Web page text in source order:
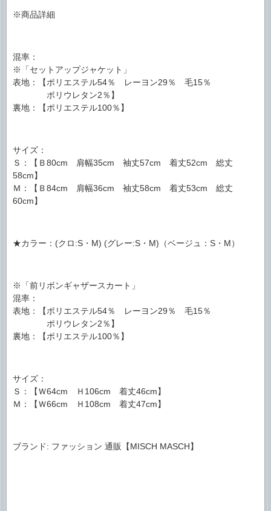
※商品詳細
混率：
※「セットアップジャケット」
表地：【ポリエステル54％ レーヨン29％ 毛15％
ポリウレタン2％】
裏地：【ポリエステル100％】
サイズ：
Ｓ：【Ｂ80cm 肩幅35cm 袖丈57cm 着丈52cm 総丈
58cm】
Ｍ：【Ｂ84cm 肩幅36cm 袖丈58cm 着丈53cm 総丈
60cm】
★カラー：(クロ:S・M) (グレー:S・M)（ベージュ：S・M）
※「前リボンギャザースカート」
混率：
表地：【ポリエステル54％ レーヨン29％ 毛15％
ポリウレタン2％】
裏地：【ポリエステル100％】
サイズ：
Ｓ：【Ｗ64cm Ｈ106cm 着丈46cm】
Ｍ：【Ｗ66cm Ｈ108cm 着丈47cm】
ブランド: ファッション 通販【MISCH MASCH】